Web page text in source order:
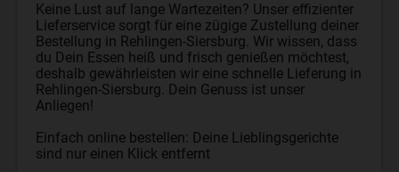
Keine Lust auf lange Wartezeiten? Unser effizienter
Lieferservice sorgt für eine zügige Zustellung deiner
Bestellung in Rehlingen-Siersburg. Wir wissen, dass
du Dein Essen heiß und frisch genießen möchtest,
deshalb gewährleisten wir eine schnelle Lieferung in
Rehlingen-Siersburg. Dein Genuss ist unser
Anliegen!
Einfach online bestellen: Deine Lieblingsgerichte
sind nur einen Klick entfernt